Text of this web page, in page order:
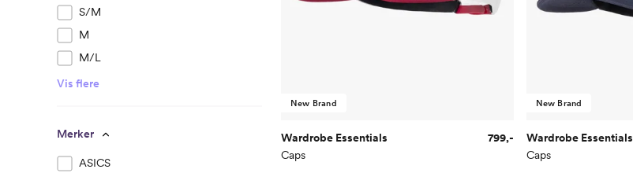
S/M
M
M/L
Vis flere
Merker
ASICS
New Brand
Wardrobe Essentials
Caps
799,-
New Brand
Wardrobe Essentials
Caps